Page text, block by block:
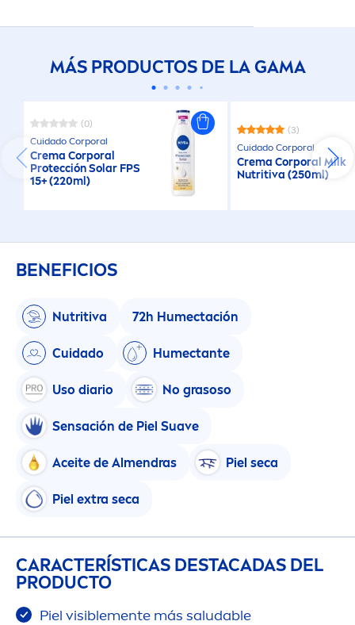
MÁS PRODUCTOS DE LA GAMA
(0)
Cuidado Corporal
Crema Corporal
Protección Solar FPS
15+ (220ml)
(3)
Cuidado Corporal
Crema Corporal Milk
Nutritiva (250ml)
BENEFICIOS
Nutritiva 72h Humectación
Cuidado Humectante
Uso diario No grasoso
Sensación de Piel Suave
Aceite de Almendras Piel seca
Piel extra seca
CARACTERÍSTICAS DESTACADAS DEL
PRODUCTO
Piel visiblemente más saludable